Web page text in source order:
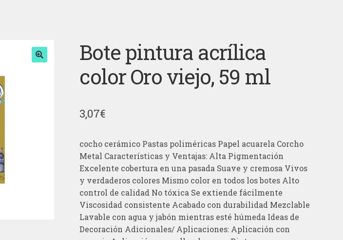
Bote pintura acrílica
color Oro viejo, 59 ml
3,07€
cocho cerámico Pastas poliméricas Papel acuarela Corcho
Metal Características y Ventajas: Alta Pigmentación
Excelente cobertura en una pasada Suave y cremosa Vivos
y verdaderos colores Mismo color en todos los botes Alto
control de calidad No tóxica Se extiende fácilmente
Viscosidad consistente Acabado con durabilidad Mezclable
Lavable con agua y jabón mientras esté húmeda Ideas de
Decoración Adicionales/ Aplicaciones: Aplicación con